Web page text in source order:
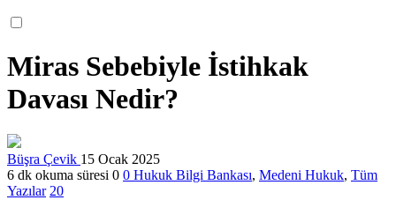
Miras Sebebiyle İstihkak
Davası Nedir?
Büşra Çevik 15 Ocak 2025
6 dk okuma süresi 0 0 Hukuk Bilgi Bankası, Medeni Hukuk, Tüm
Yazılar 20